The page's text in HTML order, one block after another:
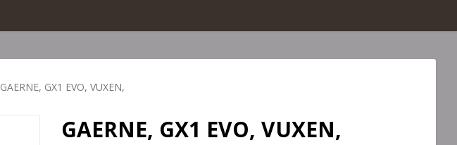
GAERNE, GX1 EVO, VUXEN,
GAERNE, GX1 EVO, VUXEN,